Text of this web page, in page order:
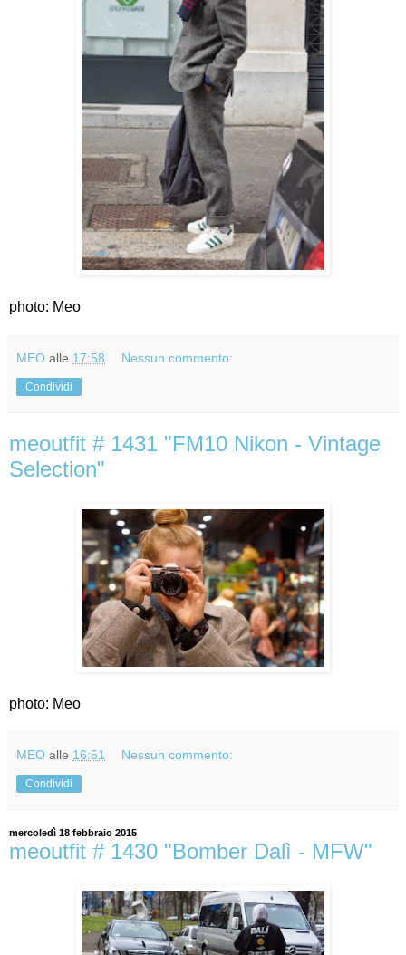
photo: Meo
MEO alle 17:58 Nessun commento:
Condividi
meoutfit # 1431 "FM10 Nikon - Vintage
Selection"
photo: Meo
MEO alle 16:51 Nessun commento:
Condividi
mercoledì 18 febbraio 2015
meoutfit # 1430 "Bomber Dalì - MFW"